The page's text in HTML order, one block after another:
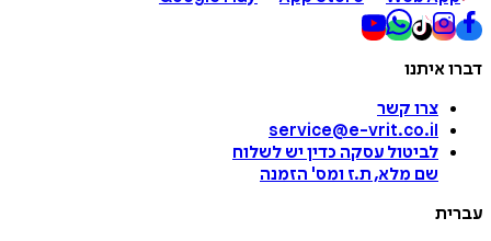
דברו איתנו
צרו קשר
service@e-vrit.co.il
לביטול עסקה כדין יש לשלוח
שם מלא, ת.ז ומס' הזמנה
עברית